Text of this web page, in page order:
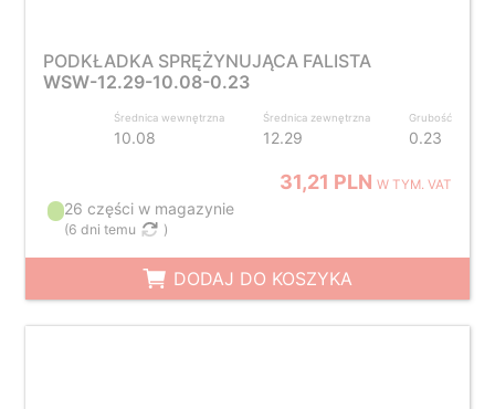
PODKŁADKA SPRĘŻYNUJĄCA FALISTA
WSW-12.29-10.08-0.23
Średnica wewnętrzna
10.08
Średnica zewnętrzna
12.29
Grubość
0.23
31,21 PLNW TYM. VAT
26 części w magazynie
(6 dni temu )
DODAJ DO KOSZYKA